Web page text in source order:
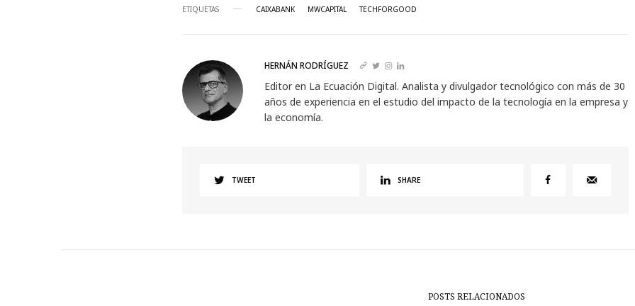
ETIQUETAS CAIXABANK MWCAPITAL TECHFORGOOD
HERNÁN RODRÍGUEZ
Editor en La Ecuación Digital. Analista y divulgador tecnológico con más de 30
años de experiencia en el estudio del impacto de la tecnología en la empresa y
la economía.
TWEET SHARE
POSTS RELACIONADOS